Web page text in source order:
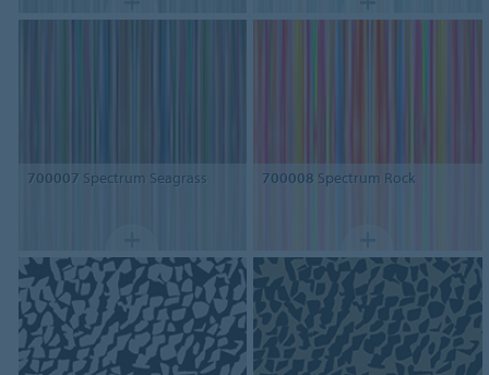
700007 Spectrum Seagrass 700008 Spectrum Rock